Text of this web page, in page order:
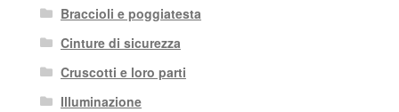
Braccioli e poggiatesta
Cinture di sicurezza
Cruscotti e loro parti
Illuminazione